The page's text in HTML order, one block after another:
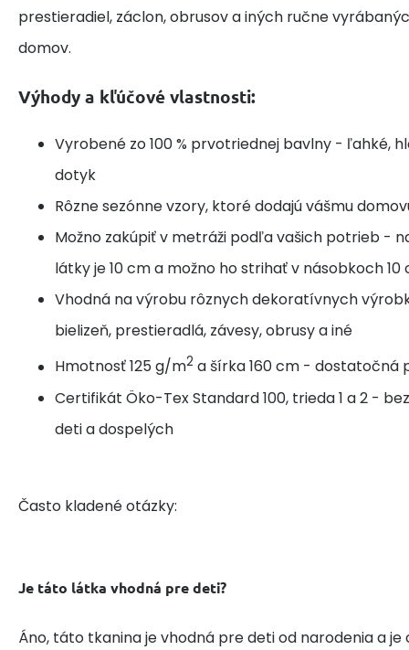
prestieradiel, záclon, obrusov a iných ručne
domov.
Výhody a kľúčové vlastnosti:
Vyrobené zo 100 % prvotriednej bavlny - ľahké,
dotyk
Rôzne sezónne vzory, ktoré dodajú vášmu
Možno zakúpiť v metráži podľa vašich potrieb -
látky je 10 cm a možno ho strihať v násobkoch 10
Vhodná na výrobu rôznych dekoratívnych
bielizeň, prestieradlá, závesy, obrusy a iné
Hmotnosť 125 g/m2 a šírka 160 cm - dostatočná
Certifikát Öko-Tex Standard 100, trieda 1 a 2 -
deti a dospelých
Často kladené otázky:
Je táto látka vhodná pre deti?
Áno, táto tkanina je vhodná pre deti od narodenia a